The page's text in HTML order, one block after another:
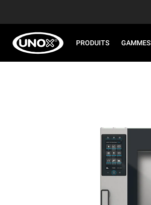
PRODUITS GAMMES